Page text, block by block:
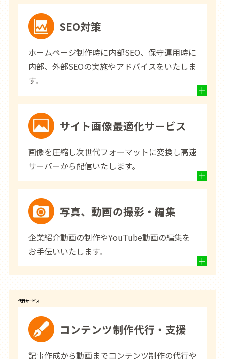
SEO対策
ホームページ制作時に内部SEO、保守運用時に
内部、外部SEOの実施やアドバイスをいたしま
す。
サイト画像最適化サービス
画像を圧縮し次世代フォーマットに変換し高速
サーバーから配信いたします。
写真、動画の撮影・編集
企業紹介動画の制作やYouTube動画の編集を
お手伝いいたします。
代行サービス
コンテンツ制作代行・支援
記事作成から動画までコンテンツ制作の代行や